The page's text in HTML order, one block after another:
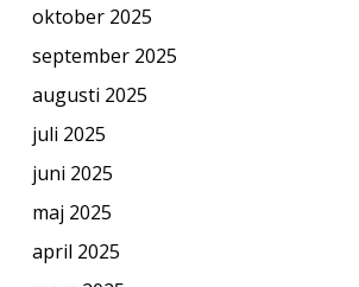
oktober 2025
september 2025
augusti 2025
juli 2025
juni 2025
maj 2025
april 2025